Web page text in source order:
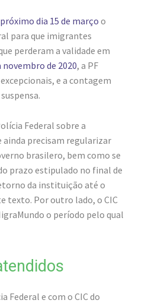
dia 15 de março o
para que imigrantes
perderam a validade em
novembro de 2020, a PF
e a contagem
Federal sobre a
ainda precisam regularizar
brasilero, bem como se
prazo estipulado no final de
da instituição até o
texto. Por outro lado, o CIC
o período pelo qual
Federal e com o CIC do